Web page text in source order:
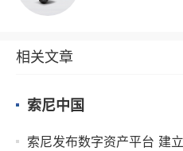
相关文章
索尼中国
索尼发布数字资产平台 建